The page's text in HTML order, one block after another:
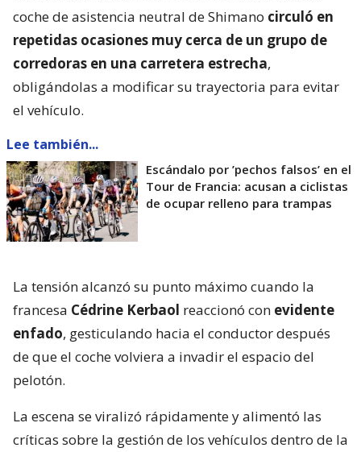
coche de asistencia neutral de Shimano circuló en
repetidas ocasiones muy cerca de un grupo de
corredoras en una carretera estrecha,
obligándolas a modificar su trayectoria para evitar
el vehículo.
Lee también...
Escándalo por ’pechos falsos’ en el
Tour de Francia: acusan a ciclistas
de ocupar relleno para trampas
La tensión alcanzó su punto máximo cuando la
francesa Cédrine Kerbaol reaccionó con evidente
enfado, gesticulando hacia el conductor después
de que el coche volviera a invadir el espacio del
pelotón.
La escena se viralizó rápidamente y alimentó las
críticas sobre la gestión de los vehículos dentro de la